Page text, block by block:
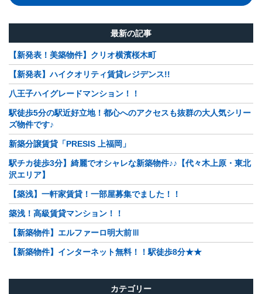
最新の記事
【新発表！美築物件】クリオ横濱桜木町
【新発表】ハイクオリティ賃貸レジデンス!!
八王子ハイグレードマンション！！
駅徒歩5分の駅近好立地！都心へのアクセスも抜群の大人気シリー
ズ物件です♪
新築分譲賃貸「PRESIS 上福岡」
駅チカ徒歩3分】綺麗でオシャレな新築物件♪♪【代々木上原・東北
沢エリア】
【築浅】一軒家賃貸！一部屋募集でました！！
築浅！高級賃貸マンション！！
【新築物件】エルファーロ明大前Ⅲ
【新築物件】インターネット無料！！駅徒歩8分★★
カテゴリー